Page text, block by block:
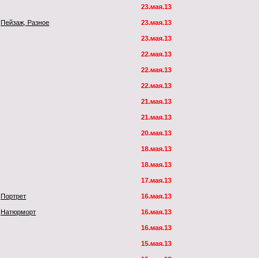
23.мая.13
Пейзаж, Разное 23.мая.13
23.мая.13
22.мая.13
22.мая.13
22.мая.13
21.мая.13
21.мая.13
20.мая.13
18.мая.13
18.мая.13
17.мая.13
Портрет 16.мая.13
Натюрморт 16.мая.13
16.мая.13
15.мая.13